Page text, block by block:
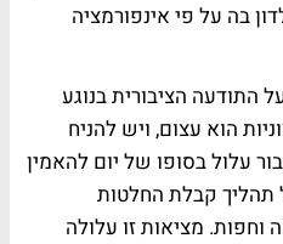
בה על פי אינפורמציה
התודעה הציבורית בנוגע
הוא עצום, ויש להניח
עלול בסופו של יום להאמין
קבלת החלטות
מציאות זו עלולה